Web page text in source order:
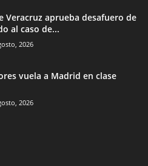
Veracruz aprueba desafuero de
al caso de...
2026
vuela a Madrid en clase
2026